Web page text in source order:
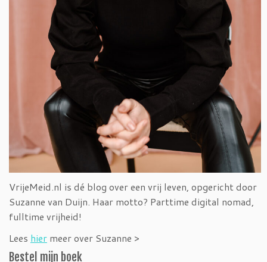
VrijeMeid.nl is dé blog over een vrij leven, opgericht door
Suzanne van Duijn. Haar motto? Parttime digital nomad,
fulltime vrijheid!
Lees hier meer over Suzanne >
Bestel mijn boek